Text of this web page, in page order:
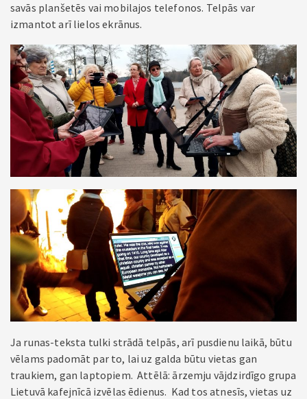
savās planšetēs vai mobilajos telefonos. Telpās var
izmantot arī lielos ekrānus.
Ja runas-teksta tulki strādā telpās, arī pusdienu laikā, būtu
vēlams padomāt par to, lai uz galda būtu vietas gan
traukiem, gan laptopiem. Attēlā: ārzemju vājdzirdīgo grupa
Lietuvā kafejnīcā izvēlas ēdienus. Kad tos atnesīs, vietas uz